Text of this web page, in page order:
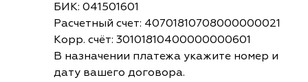
БИК: 041501601
Расчетный счет: 40701810708000000021
Корр. счёт: 30101810400000000601
В назначении платежа укажите номер и
дату вашего договора.